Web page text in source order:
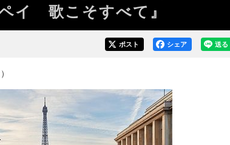
イ 歌こそすべて』
送る
シェア
ポスト